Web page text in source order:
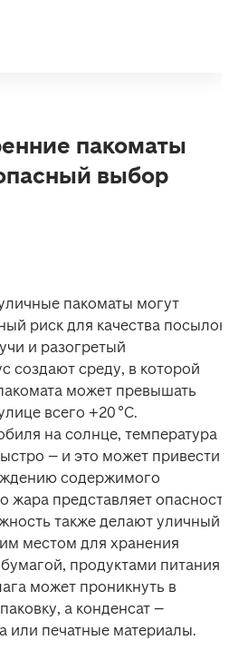
пакоматы
выбор
пакоматы могут
риск для качества посылок.
и разогретый
создают среду, в которой
может превышать
всего +20 °C.
на солнце, температура
– и это может привести
содержимого
жара представляет
также делают уличный
местом для хранения
продуктами питания
может проникнуть в
а конденсат –
или печатные материалы.